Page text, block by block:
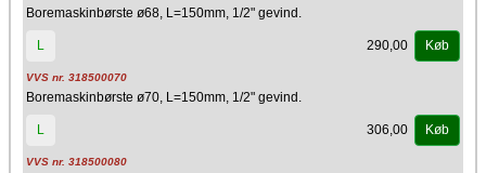
Boremaskinbørste ø68, L=150mm, 1/2" gevind.
L 290,00 Køb
VVS nr. 318500070
Boremaskinbørste ø70, L=150mm, 1/2" gevind.
L 306,00 Køb
VVS nr. 318500080